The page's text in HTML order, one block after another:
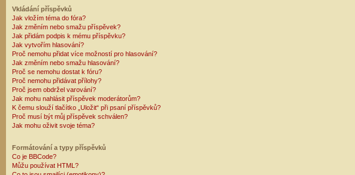
Vkládání příspěvků
Jak vložím téma do fóra?
Jak změním nebo smažu příspěvek?
Jak přidám podpis k mému příspěvku?
Jak vytvořím hlasování?
Proč nemohu přidat více možností pro hlasování?
Jak změním nebo smažu hlasování?
Proč se nemohu dostat k fóru?
Proč nemohu přidávat přílohy?
Proč jsem obdržel varování?
Jak mohu nahlásit příspěvek moderátorům?
K čemu slouží tlačítko „Uložit“ při psaní příspěvků?
Proč musí být můj příspěvek schválen?
Jak mohu oživit svoje téma?
Formátování a typy příspěvků
Co je BBCode?
Můžu používat HTML?